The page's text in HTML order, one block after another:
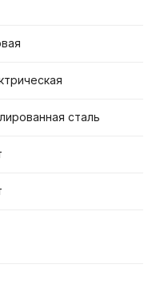
сталь